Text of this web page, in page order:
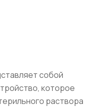
собой
которое
раствора